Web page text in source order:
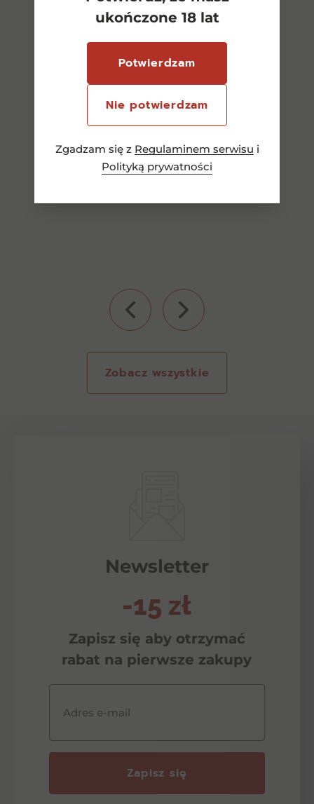
ukończone 18 lat
Potwierdzam
Nie potwierdzam
Zgadzam się z Regulaminem serwisu i
Polityką prywatności
Aves del Sur Sauvignon
Blanc 0,75l 12%
30,00zł
Dowiedz się więcej
Zobacz wszystkie
Newsletter
-15 zł
Zapisz się aby otrzymać
rabat na pierwsze zakupy
Adres e-mail
Zapisz się